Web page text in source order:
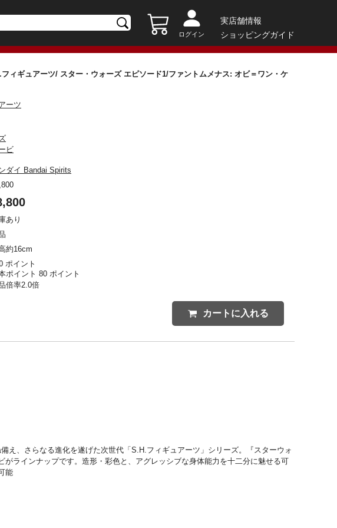
ログイン
実店舗情報
ショッピングガイド
フィギュアーツ/ スター・ウォーズ エピソード1/ファントムメナス: オビ＝ワン・ケ
ーツ
ビ
ダイ Bandai Spirits
あり
約16cm
ポイント
ポイント 80 ポイント
倍率2.0倍
カートに入れる
え、さらなる進化を遂げた次世代「S.H.フィギュアーツ」シリーズ。『スターウォ
ラインナップです。造形・彩色と、アグレッシブな身体能力を十二分に魅せる可
能